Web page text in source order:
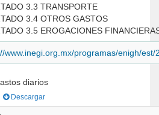
3.3 TRANSPORTE
3.4 OTROS GASTOS
3.5 EROGACIONES
www.inegi.org.mx/programas/enigh/
diarios
Descargar